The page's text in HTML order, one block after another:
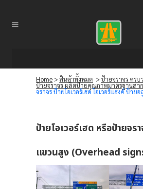
Home >สินค้าทั้งหมด >ป้ายจราจร ครบ
ป้ายจราจร ผลิตป้ายคุณภาพมาตรฐานสา
จราจร ป้ายโอเวอร์เฮด โอเวอร์แฮงค์ ป้าย
ป้ายโอเวอร์เฮด หรือป้ายจร
แขวนสูง (Overhead